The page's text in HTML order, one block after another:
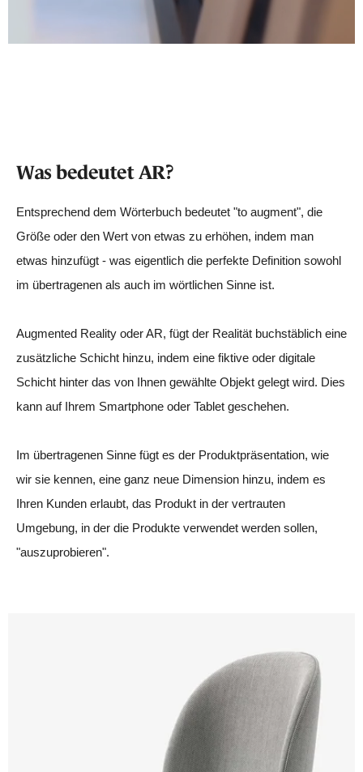
Was bedeutet AR?
Entsprechend dem Wörterbuch bedeutet "to augment", die
Größe oder den Wert von etwas zu erhöhen, indem man
etwas hinzufügt - was eigentlich die perfekte Definition sowohl
im übertragenen als auch im wörtlichen Sinne ist.
Augmented Reality oder AR, fügt der Realität buchstäblich eine
zusätzliche Schicht hinzu, indem eine fiktive oder digitale
Schicht hinter das von Ihnen gewählte Objekt gelegt wird. Dies
kann auf Ihrem Smartphone oder Tablet geschehen.
Im übertragenen Sinne fügt es der Produktpräsentation, wie
wir sie kennen, eine ganz neue Dimension hinzu, indem es
Ihren Kunden erlaubt, das Produkt in der vertrauten
Umgebung, in der die Produkte verwendet werden sollen,
"auszuprobieren".